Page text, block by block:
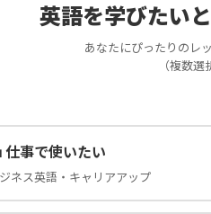
英語を学びたい
あなたにぴったりのレ
（複数選
仕事で使いたい
ネス英語・キャリアアップ